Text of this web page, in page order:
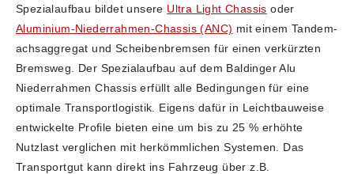
Spezialaufbau bildet unsere Ultra Light Chassis oder
Aluminium-Niederrahmen-Chassis (ANC) mit einem Tandem-
achsaggregat und Scheibenbremsen für einen verkürzten
Bremsweg. Der Spezialaufbau auf dem Baldinger Alu
Niederrahmen Chassis erfüllt alle Bedingungen für eine
optimale Transportlogistik. Eigens dafür in Leichtbauweise
entwickelte Profile bieten eine um bis zu 25 % erhöhte
Nutzlast verglichen mit herkömmlichen Systemen. Das
Transportgut kann direkt ins Fahrzeug über z.B.